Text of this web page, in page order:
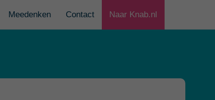
Meedenken Contact Naar Knab.nl